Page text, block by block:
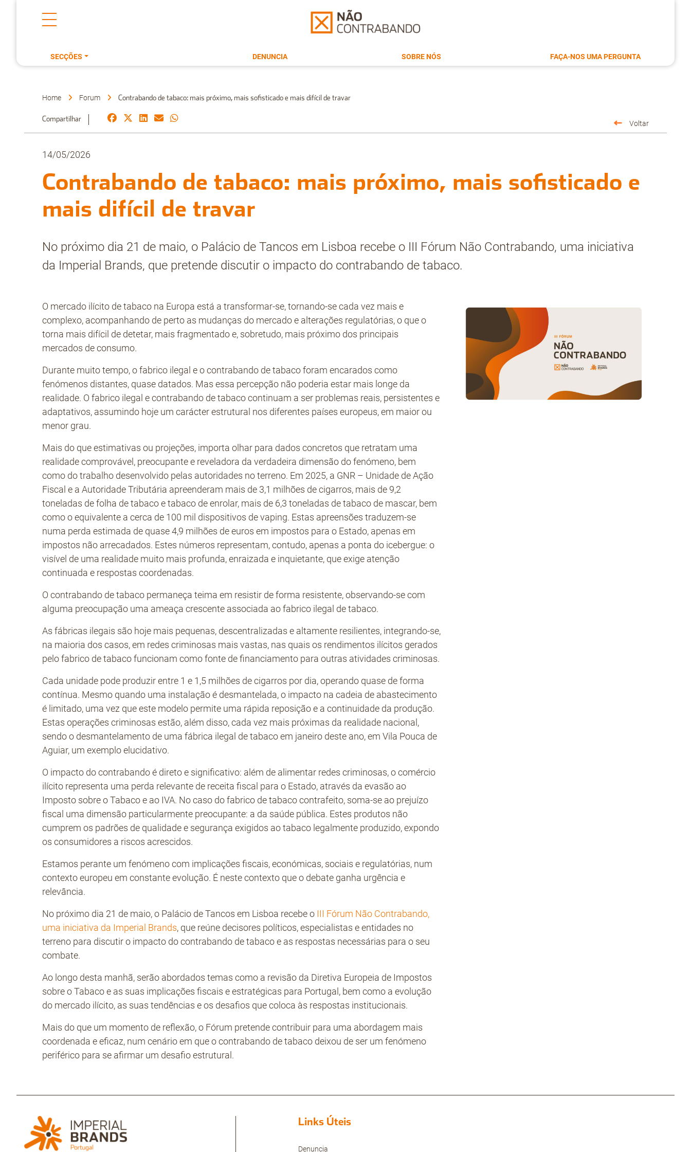
SECÇÕES DENUNCIA SOBRE NÓS FAÇA-NOS UMA PERGUNTA
Home Forum Contrabando de tabaco: mais próximo, mais sofisticado e mais difícil de travar
Compartilhar Voltar
14/05/2026
Contrabando de tabaco: mais próximo, mais sofisticado e
mais difícil de travar
No próximo dia 21 de maio, o Palácio de Tancos em Lisboa recebe o III Fórum Não Contrabando, uma iniciativa
da Imperial Brands, que pretende discutir o impacto do contrabando de tabaco.
O mercado ilícito de tabaco na Europa está a transformar-se, tornando-se cada vez mais e
complexo, acompanhando de perto as mudanças do mercado e alterações regulatórias, o que o
torna mais difícil de detetar, mais fragmentado e, sobretudo, mais próximo dos principais
mercados de consumo.
Durante muito tempo, o fabrico ilegal e o contrabando de tabaco foram encarados como
fenómenos distantes, quase datados. Mas essa percepção não poderia estar mais longe da
realidade. O fabrico ilegal e contrabando de tabaco continuam a ser problemas reais, persistentes e
adaptativos, assumindo hoje um carácter estrutural nos diferentes países europeus, em maior ou
menor grau.
Mais do que estimativas ou projeções, importa olhar para dados concretos que retratam uma
realidade comprovável, preocupante e reveladora da verdadeira dimensão do fenómeno, bem
como do trabalho desenvolvido pelas autoridades no terreno. Em 2025, a GNR – Unidade de Ação
Fiscal e a Autoridade Tributária apreenderam mais de 3,1 milhões de cigarros, mais de 9,2
toneladas de folha de tabaco e tabaco de enrolar, mais de 6,3 toneladas de tabaco de mascar, bem
como o equivalente a cerca de 100 mil dispositivos de vaping. Estas apreensões traduzem‑se
numa perda estimada de quase 4,9 milhões de euros em impostos para o Estado, apenas em
impostos não arrecadados. Estes números representam, contudo, apenas a ponta do icebergue: o
visível de uma realidade muito mais profunda, enraizada e inquietante, que exige atenção
continuada e respostas coordenadas.
O contrabando de tabaco permaneça teima em resistir de forma resistente, observando-se com
alguma preocupação uma ameaça crescente associada ao fabrico ilegal de tabaco.
As fábricas ilegais são hoje mais pequenas, descentralizadas e altamente resilientes, integrando‑se,
na maioria dos casos, em redes criminosas mais vastas, nas quais os rendimentos ilícitos gerados
pelo fabrico de tabaco funcionam como fonte de financiamento para outras atividades criminosas.
Cada unidade pode produzir entre 1 e 1,5 milhões de cigarros por dia, operando quase de forma
contínua. Mesmo quando uma instalação é desmantelada, o impacto na cadeia de abastecimento
é limitado, uma vez que este modelo permite uma rápida reposição e a continuidade da produção.
Estas operações criminosas estão, além disso, cada vez mais próximas da realidade nacional,
sendo o desmantelamento de uma fábrica ilegal de tabaco em janeiro deste ano, em Vila Pouca de
Aguiar, um exemplo elucidativo.
O impacto do contrabando é direto e significativo: além de alimentar redes criminosas, o comércio
ilícito representa uma perda relevante de receita fiscal para o Estado, através da evasão ao
Imposto sobre o Tabaco e ao IVA. No caso do fabrico de tabaco contrafeito, soma‑se ao prejuízo
fiscal uma dimensão particularmente preocupante: a da saúde pública. Estes produtos não
cumprem os padrões de qualidade e segurança exigidos ao tabaco legalmente produzido, expondo
os consumidores a riscos acrescidos.
Estamos perante um fenómeno com implicações fiscais, económicas, sociais e regulatórias, num
contexto europeu em constante evolução. É neste contexto que o debate ganha urgência e
relevância.
No próximo dia 21 de maio, o Palácio de Tancos em Lisboa recebe o III Fórum Não Contrabando,
uma iniciativa da Imperial Brands, que reúne decisores políticos, especialistas e entidades no
terreno para discutir o impacto do contrabando de tabaco e as respostas necessárias para o seu
combate.
Ao longo desta manhã, serão abordados temas como a revisão da Diretiva Europeia de Impostos
sobre o Tabaco e as suas implicações fiscais e estratégicas para Portugal, bem como a evolução
do mercado ilícito, as suas tendências e os desafios que coloca às respostas institucionais.
Mais do que um momento de reflexão, o Fórum pretende contribuir para uma abordagem mais
coordenada e eficaz, num cenário em que o contrabando de tabaco deixou de ser um fenómeno
periférico para se afirmar um desafio estrutural.
Links Úteis
Denuncia